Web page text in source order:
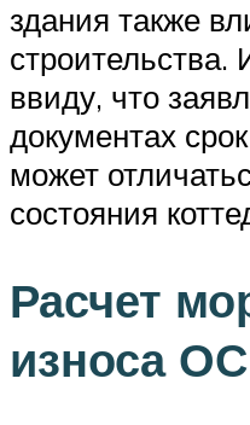
здания также
строительства.
ввиду, что
документах
может
состояния
Расчет
износа ОС